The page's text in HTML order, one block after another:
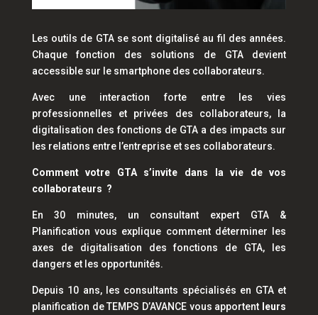
Les outils de GTA se sont digitalisé au fil des années.
Chaque fonction des solutions de GTA devient
accessible sur le smartphone des collaborateurs.
Avec une interaction forte entre les vies
professionnelles et privées des collaborateurs, la
digitalisation des fonctions de GTA a des impacts sur
les relations entre l’entreprise et ses collaborateurs.
Comment votre GTA s’invite dans la vie de vos
collaborateurs ?
En 30 minutes, un consultant expert GTA &
Planification vous explique comment déterminer les
axes de digitalisation des fonctions de GTA, les
dangers et les opportunités.
Depuis 10 ans, les consultants spécialisés en GTA et
planification de TEMPS D’AVANCE vous apportent leurs